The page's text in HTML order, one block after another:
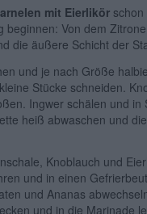
mit Eierlikör
beginnen: Von dem
die äußere Schicht der
und je nach Größe
Stücke schneiden.
Ingwer schälen und in
heiß abwaschen und
Knoblauch und
und in einen
und Ananas
und in die Marinade